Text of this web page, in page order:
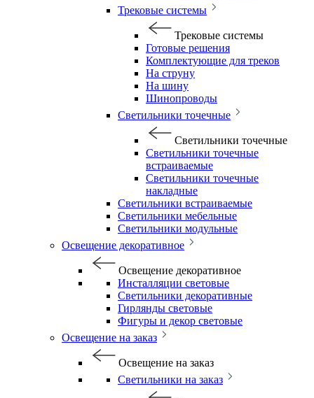
Трековые системы
Трековые системы
Готовые решения
Комплектующие для треков
На струну
На шину
Шинопроводы
Светильники точечные
Светильники точечные
Светильники точечные
встраиваемые
Светильники точечные
накладные
Светильники встраиваемые
Светильники мебельные
Светильники модульные
Освещение декоративное
Освещение декоративное
Инсталляции световые
Светильники декоративные
Гирлянды световые
Фигуры и декор световые
Освещение на заказ
Освещение на заказ
Светильники на заказ